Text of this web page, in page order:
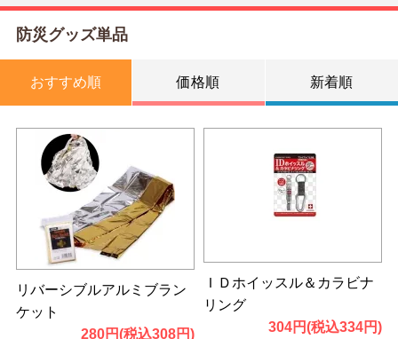
防災グッズ単品
おすすめ順 価格順 新着順
リバーシブルアルミブラン
ケット
280円(税込308円)
ＩＤホイッスル＆カラビナ
リング
304円(税込334円)